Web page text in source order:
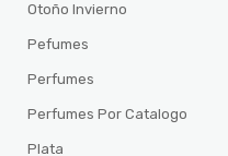
Otoño Invierno
Pefumes
Perfumes
Perfumes Por Catalogo
Plata